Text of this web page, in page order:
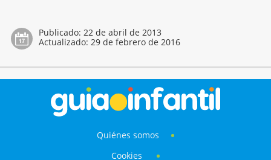
Publicado: 22 de abril de 2013
Actualizado: 29 de febrero de 2016
Quiénes somos
Cookies